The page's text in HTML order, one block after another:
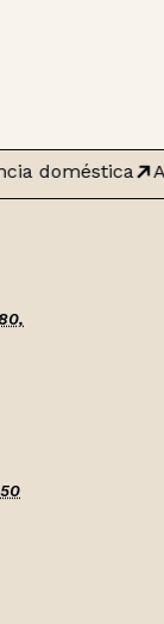
doméstica